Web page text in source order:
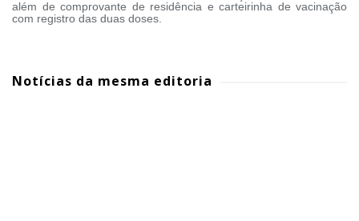
além de comprovante de residência e carteirinha de vacinação
com registro das duas doses.
Notícias da mesma editoria